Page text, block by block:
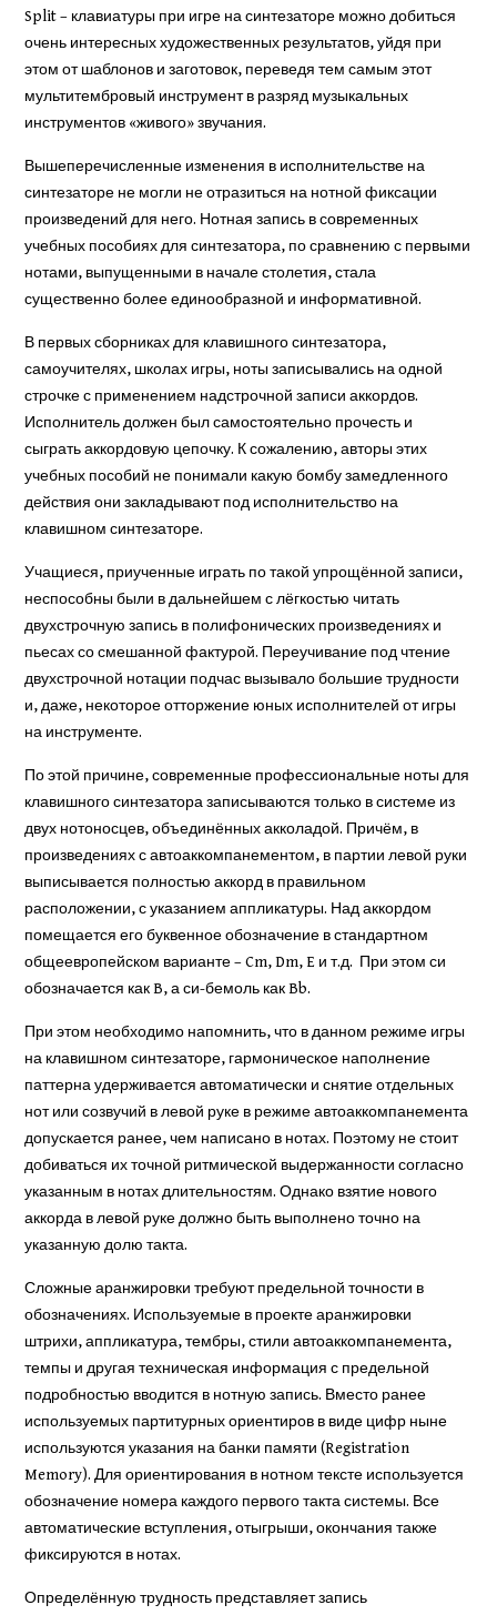
Split – клавиатуры при игре на синтезаторе можно добиться
очень интересных художественных результатов, уйдя при
этом от шаблонов и заготовок, переведя тем самым этот
мультитембровый инструмент в разряд музыкальных
инструментов «живого» звучания.
Вышеперечисленные изменения в исполнительстве на
синтезаторе не могли не отразиться на нотной фиксации
произведений для него. Нотная запись в современных
учебных пособиях для синтезатора, по сравнению с первыми
нотами, выпущенными в начале столетия, стала
существенно более единообразной и информативной.
В первых сборниках для клавишного синтезатора,
самоучителях, школах игры, ноты записывались на одной
строчке с применением надстрочной записи аккордов.
Исполнитель должен был самостоятельно прочесть и
сыграть аккордовую цепочку. К сожалению, авторы этих
учебных пособий не понимали какую бомбу замедленного
действия они закладывают под исполнительство на
клавишном синтезаторе.
Учащиеся, приученные играть по такой упрощённой записи,
неспособны были в дальнейшем с лёгкостью читать
двухстрочную запись в полифонических произведениях и
пьесах со смешанной фактурой. Переучивание под чтение
двухстрочной нотации подчас вызывало большие трудности
и, даже, некоторое отторжение юных исполнителей от игры
на инструменте.
По этой причине, современные профессиональные ноты для
клавишного синтезатора записываются только в системе из
двух нотоносцев, объединённых акколадой. Причём, в
произведениях с автоаккомпанементом, в партии левой руки
выписывается полностью аккорд в правильном
расположении, с указанием аппликатуры. Над аккордом
помещается его буквенное обозначение в стандартном
общеевропейском варианте – Cm, Dm, E и т.д. При этом си
обозначается как B, а си-бемоль как Bb.
При этом необходимо напомнить, что в данном режиме игры
на клавишном синтезаторе, гармоническое наполнение
паттерна удерживается автоматически и снятие отдельных
нот или созвучий в левой руке в режиме автоаккомпанемента
допускается ранее, чем написано в нотах. Поэтому не стоит
добиваться их точной ритмической выдержанности согласно
указанным в нотах длительностям. Однако взятие нового
аккорда в левой руке должно быть выполнено точно на
указанную долю такта.
Сложные аранжировки требуют предельной точности в
обозначениях. Используемые в проекте аранжировки
штрихи, аппликатура, тембры, стили автоаккомпанемента,
темпы и другая техническая информация с предельной
подробностью вводится в нотную запись. Вместо ранее
используемых партитурных ориентиров в виде цифр ныне
используются указания на банки памяти (Registration
Memory). Для ориентирования в нотном тексте используется
обозначение номера каждого первого такта системы. Все
автоматические вступления, отыгрыши, окончания также
фиксируются в нотах.
Определённую трудность представляет запись